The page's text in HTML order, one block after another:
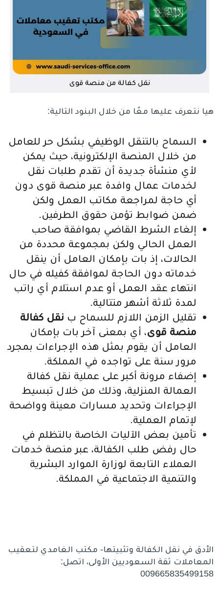
نقل كفالة من منصة قوى
هيا نتعرف عليها معًا من خلال البنود التالية:
السماح بالتنقل الوظيفي بشكل حر للعامل
من خلال المنصة الإلكترونية، حيث يمكن
لأي منشأة جديدة أن تقدم طلبات نقل
لخدمات عمال وافدة عبر منصة قوى دون
أي حاجة لمراجعة مكاتب العمل ولكن
ضمن ضوابط تؤمن حقوق الطرفين.
إلغاء الشرط القاضي بموافقة صاحب
العمل الحالي ولكن بمجموعة محددة من
الحالات، إذ بات بإمكان العامل أن ينقل
خدماته دون الحاجة لموافقة كفيله في حال
انتهاء عقد العمل أو عدم استلام أي راتب
لمدة ثلاثة أشهر متتالية.
تقليل الزمن اللازم للسماح ب نقل كفالة
منصة قوى، أي بمعنى آخر بات بإمكان
العامل أن يقوم بمثل هذه الإجراءات بمجرد
مرور سنة على تواجده في المملكة.
إضفاء مرونة أكبر على عملية نقل كفالة
العمالة المنزلية، وذلك من خلال تبسيط
الإجراءات وتحديد مسارات معينة وواضحة
لإتمام العملية.
تأمين بعض الآليات الخاصة بالتظلم في
حال رفض طلب الكفالة، عبر منصة خدمات
العملاء التابعة لوزارة الموارد البشرية
والتنمية الاجتماعية في المملكة.
الأدق في نقل الكفالة وتثبيتها- مكتب الغامدي لتعقيب
المعاملات ثقة السعوديين الأولى، اتصل:
009665835499158